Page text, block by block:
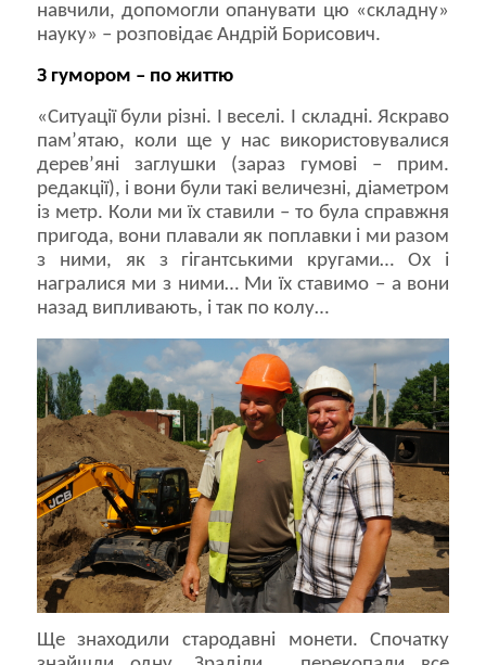
навчили, допомогли опанувати цю «складну»
науку» – розповідає Андрій Борисович.
З гумором – по життю
«Ситуації були різні. І веселі. І складні. Яскраво
пам’ятаю, коли ще у нас використовувалися
дерев’яні заглушки (зараз гумові – прим.
редакції), і вони були такі величезні, діаметром
із метр. Коли ми їх ставили – то була справжня
пригода, вони плавали як поплавки і ми разом
з ними, як з гігантськими кругами… Ох і
награлися ми з ними… Ми їх ставимо – а вони
назад випливають, і так по колу…
Ще знаходили стародавні монети. Спочатку